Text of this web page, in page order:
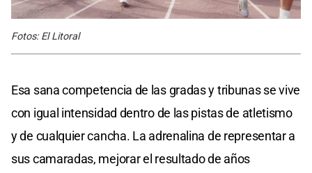
Fotos: El Litoral
Esa sana competencia de las gradas y tribunas se vive
con igual intensidad dentro de las pistas de atletismo
y de cualquier cancha. La adrenalina de representar a
sus camaradas, mejorar el resultado de años